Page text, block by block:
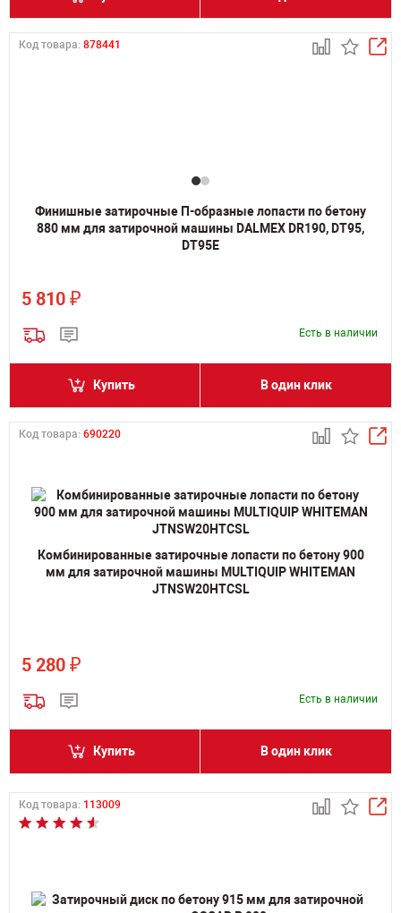
Код товара: 878441
Финишные затирочные П-образные лопасти по бетону
880 мм для затирочной машины DALMEX DR190, DT95,
DT95E
5 810 ₽
Есть в наличии
Купить В один клик
Код товара: 690220
Комбинированные затирочные лопасти по бетону 900
мм для затирочной машины MULTIQUIP WHITEMAN
JTNSW20HTCSL
5 280 ₽
Есть в наличии
Купить В один клик
Код товара: 113009